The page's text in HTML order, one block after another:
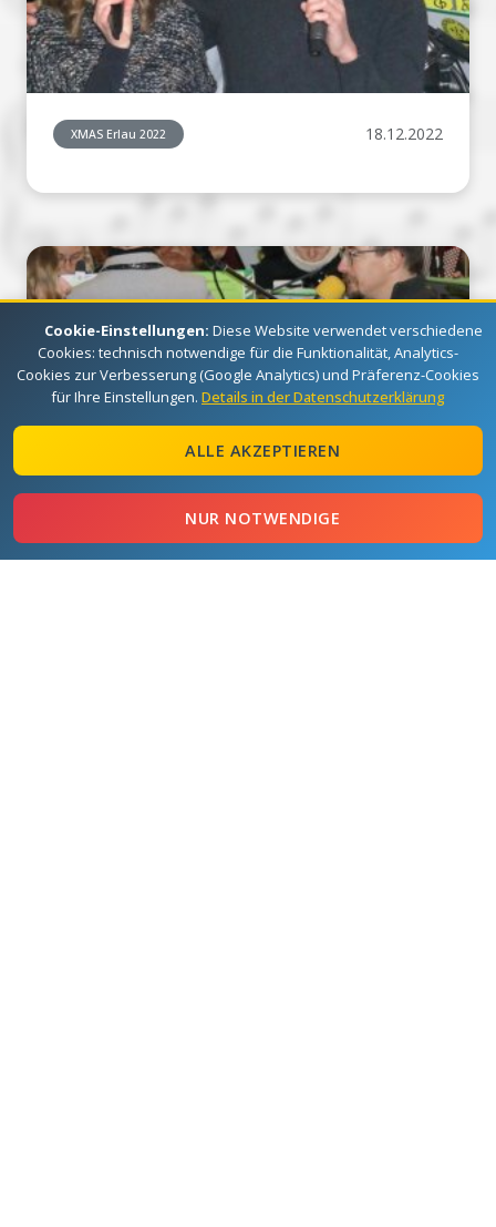
XMAS Erlau 2022 18.12.2022
Cookie-Einstellungen: Diese Website verwendet verschiedene
Cookies: technisch notwendige für die Funktionalität, Analytics-
Cookies zur Verbesserung (Google Analytics) und Präferenz-Cookies
für Ihre Einstellungen. Details in der Datenschutzerklärung
ALLE AKZEPTIEREN
NUR NOTWENDIGE